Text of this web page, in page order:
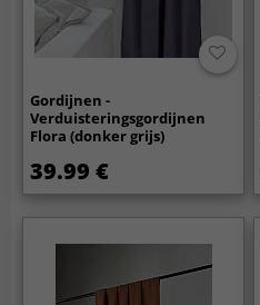
Gordijnen -
Verduisteringsgordijnen
Flora (donker grijs)
39.99 €